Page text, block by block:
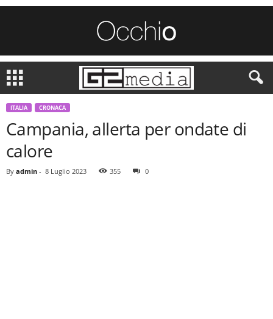
ITALIA CRONACA
Campania, allerta per ondate di
calore
By admin - 8 Luglio 2023 355 0